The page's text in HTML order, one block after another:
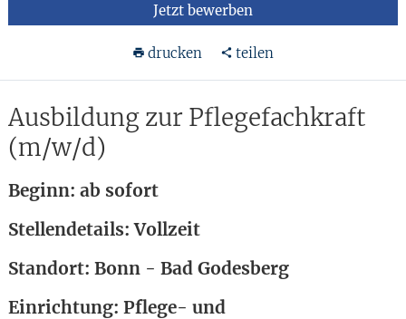
Jetzt bewerben
drucken teilen
Ausbildung zur Pflegefachkraft
(m/w/d)
Beginn: ab sofort
Stellendetails: Vollzeit
Standort: Bonn - Bad Godesberg
Einrichtung: Pflege- und